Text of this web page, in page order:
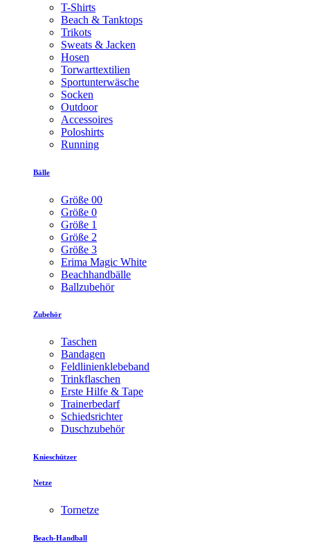
T-Shirts
Beach & Tanktops
Trikots
Sweats & Jacken
Hosen
Torwarttextilien
Sportunterwäsche
Socken
Outdoor
Accessoires
Poloshirts
Running
Bälle
Größe 00
Größe 0
Größe 1
Größe 2
Größe 3
Erima Magic White
Beachhandbälle
Ballzubehör
Zubehör
Taschen
Bandagen
Feldlinienklebeband
Trinkflaschen
Erste Hilfe & Tape
Trainerbedarf
Schiedsrichter
Duschzubehör
Knieschützer
Netze
Tornetze
Beach-Handball